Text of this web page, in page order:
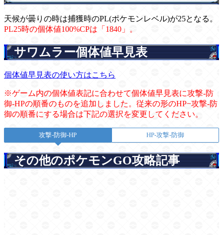
天候が曇りの時は捕獲時のPL(ポケモンレベル)が25となる。
PL25時の個体値100%CPは「1840」。
サワムラー個体値早見表
個体値早見表の使い方はこちら
※ゲーム内の個体値表記に合わせて個体値早見表に攻撃-防
御-HPの順番のものを追加しました。従来の形のHP−攻撃-防
御の順番にする場合は下記の選択を変更してください。
攻撃-防御-HP HP-攻撃-防御
その他のポケモンGO攻略記事